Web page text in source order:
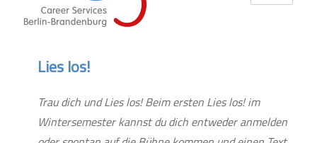
Lies los!
Trau dich und Lies los! Beim ersten Lies los! im
Wintersemester kannst du dich entweder anmelden